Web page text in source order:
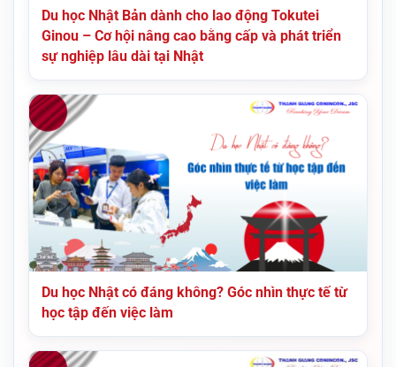
Du học Nhật Bản dành cho lao động Tokutei
Ginou – Cơ hội nâng cao bằng cấp và phát triển
sự nghiệp lâu dài tại Nhật
Du học Nhật có đáng không? Góc nhìn thực tế từ
học tập đến việc làm